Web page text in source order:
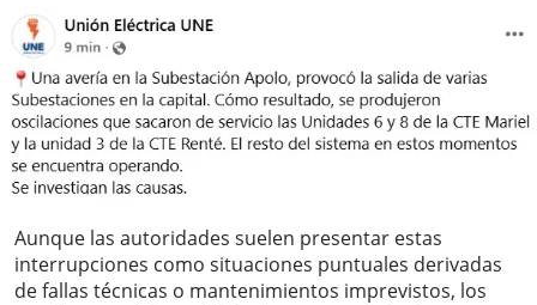
Aunque las autoridades suelen presentar estas
interrupciones como situaciones puntuales derivadas
de fallas técnicas o mantenimientos imprevistos, los